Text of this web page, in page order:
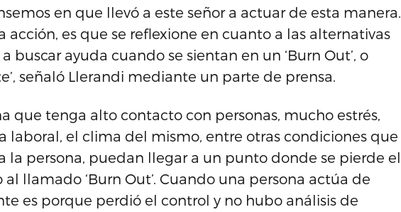
en que llevó a este señor a actuar de esta manera.
acción, es que se reflexione en cuanto a las alternativas
buscar ayuda cuando se sientan en un ‘Burn Out’, o
señaló Llerandi mediante un parte de prensa.
que tenga alto contacto con personas, mucho estrés,
laboral, el clima del mismo, entre otras condiciones que
la persona, puedan llegar a un punto donde se pierde el
llamado ‘Burn Out’. Cuando una persona actúa de
es porque perdió el control y no hubo análisis de